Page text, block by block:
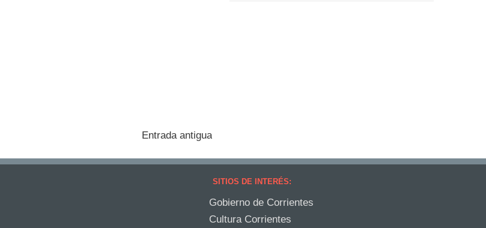
Entrada antigua
SITIOS DE INTERÉS:
Gobierno de Corrientes
Cultura Corrientes